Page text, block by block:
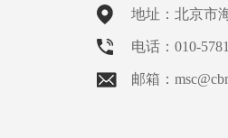
地址：北京市
电话：010-
邮箱：